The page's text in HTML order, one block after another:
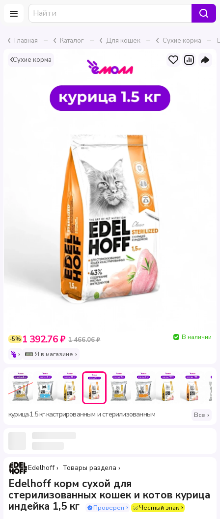
Главная – Каталог – Для кошек – Сухие корма –
Сухие корма
-5% 1 392.76 ₽ 1 466.06 ₽
В наличии
Я в магазине
курица·1.5 кг·кастрированным и стерилизованным Все
Edelhoff Товары раздела
Edelhoff корм сухой для
стерилизованных кошек и котов курица
индейка 1,5 кг
Проверен Честный знак